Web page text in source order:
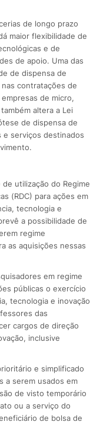
de longo prazo
maior flexibilidade de
e de
de apoio. Uma das
de dispensa de
contratações de
de micro,
altera a Lei
de dispensa de
e serviços destinados
utilização do Regime
(RDC) para ações em
tecnologia e
a possibilidade de
regime
as aquisições nessas
em regime
públicas o exercício
tecnologia e inovação
das
cargos de direção
inclusive
e simplificado
a serem usados em
de visto temporário
ou a serviço do
de bolsa de